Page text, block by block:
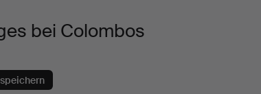
bei Colombos